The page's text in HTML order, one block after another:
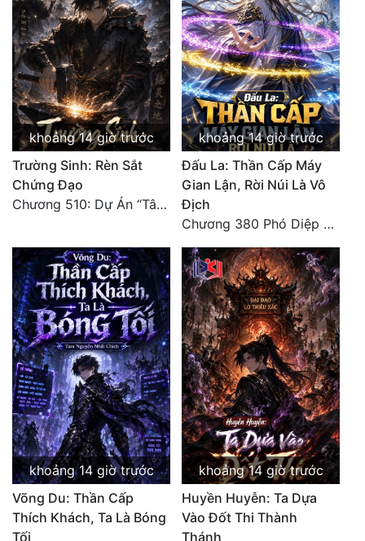
khoảng 14 giờ trước
Trường Sinh: Rèn Sắt
Chứng Đạo
Chương 510: Dự Án “Tân Bạch Nương Tử” Và “Tinh Thám” Xà Yêu
khoảng 14 giờ trước
Đấu La: Thần Cấp Máy
Gian Lận, Rời Núi Là Vô
Địch
Chương 380 Phó Diệp dẫn toàn tộc Hồn Thú di chuyển đến Sâm La Tinh, chúng thần Thần Giới kinh ngạc!
khoảng 14 giờ trước
Võng Du: Thần Cấp
Thích Khách, Ta Là Bóng
Tối
khoảng 14 giờ trước
Huyền Huyễn: Ta Dựa
Vào Đốt Thi Thành
Thánh